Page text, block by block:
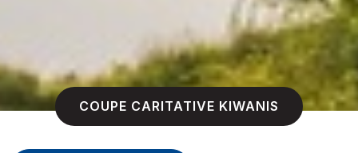
COUPE CARITATIVE KIWANIS